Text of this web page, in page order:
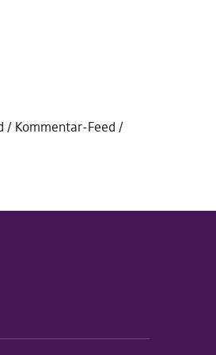
Kommentar-Feed